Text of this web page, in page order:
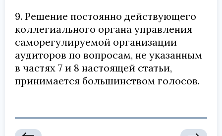
9. Решение постоянно действующего
коллегиального органа управления
саморегулируемой организации
аудиторов по вопросам, не указанным
в частях 7 и 8 настоящей статьи,
принимается большинством голосов.